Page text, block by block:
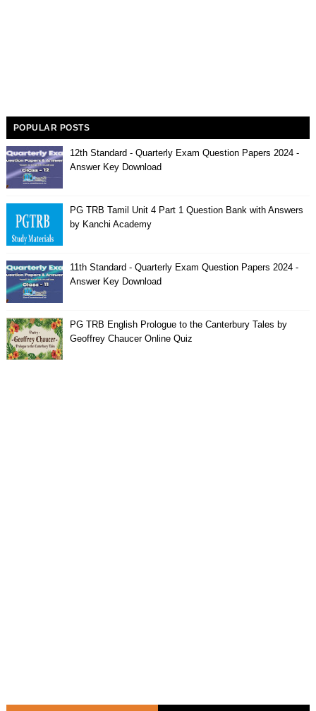
POPULAR POSTS
12th Standard - Quarterly Exam Question Papers 2024 -
Answer Key Download
PG TRB Tamil Unit 4 Part 1 Question Bank with Answers
by Kanchi Academy
11th Standard - Quarterly Exam Question Papers 2024 -
Answer Key Download
PG TRB English Prologue to the Canterbury Tales by
Geoffrey Chaucer Online Quiz